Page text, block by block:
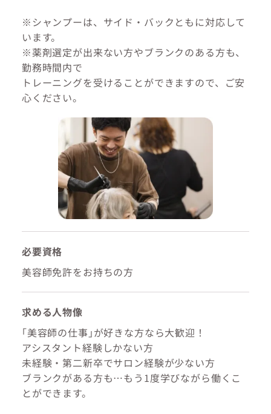
※シャンプーは、サイド・バックともに対応して
います。
※薬剤選定が出来ない方やブランクのある方も、
勤務時間内で
トレーニングを受けることができますので、ご安
心ください。
必要資格
美容師免許をお持ちの方
求める人物像
｢美容師の仕事｣が好きな方なら大歓迎！
アシスタント経験しかない方
未経験・第二新卒でサロン経験が少ない方
ブランクがある方も…もう1度学びながら働くこ
とができます。